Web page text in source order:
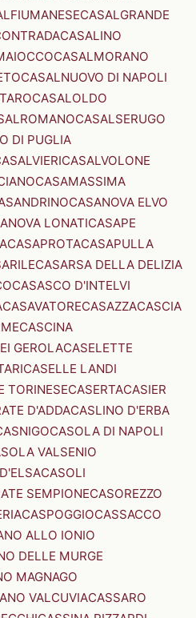
CASALGRANDE
CASALINO
CASALMORANO
CASALNUOVO DI NAPOLI
CASALOLDO
CASALSERUGO
DI PUGLIA
CASALVOLONE
CASAMASSIMA
CASANOVA ELVO
LONATICASAPE
CASAPROTACASAPULLA
CASARSA DELLA DELIZIA
CASASCO D'INTELVI
CASAVATORECASAZZACASCIA
CASCINA
GEROLACASELETTE
CASELLE LANDI
TORINESECASERTACASIER
D'ADDACASLINO D'ERBA
CASOLA DI NAPOLI
VALSENIO
CASOLI
SEMPIONECASOREZZO
CASPOGGIOCASSACCO
ALLO IONIO
DELLE MURGE
MAGNAGO
VALCUVIACASSARO